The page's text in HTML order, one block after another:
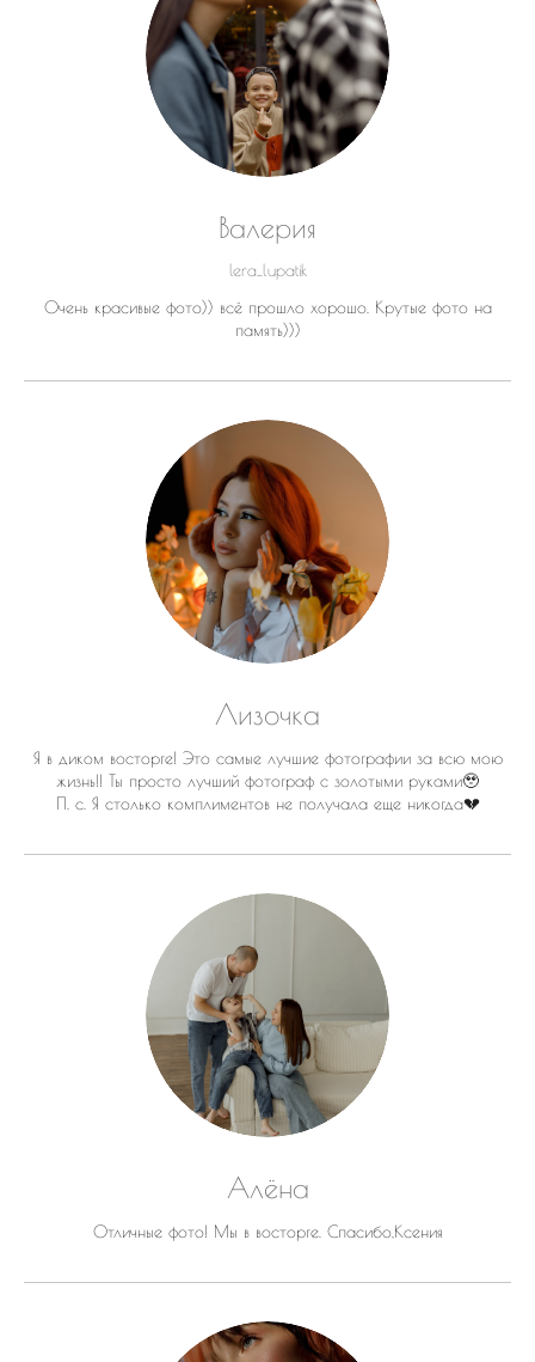
Валерия
lera_lupatik
Очень красивые фото)) всё прошло хорошо. Крутые фото на
память)))
Лизочка
Я в диком восторге! Это самые лучшие фотографии за всю мою
жизнь!! Ты просто лучший фотограф с золотыми руками🥹
П. с. Я столько комплиментов не получала еще никогда💔
Алёна
Отличные фото! Мы в восторге. Спасибо,Ксения